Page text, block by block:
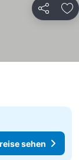
Teilen
sehen
sehen